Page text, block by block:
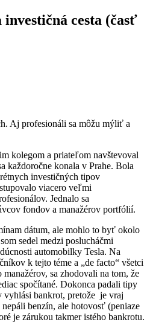
cesta (časť
Aj profesionáli sa môžu mýliť a
kolegom a priateľom navštevoval
každoročne konala v Prahe. Bola
investičných tipov
viacero veľmi
Jednalo sa
fondov a manažérov portfólií.
dátum, ale mohlo to byť okolo
sedel medzi poslucháčmi
automobilky Tesla. Na
k tejto téme a „de facto“ všetci
sa zhodovali na tom, že
spočítané. Dokonca padali tipy
bankrot, pretože je vraj
benzín, ale hotovosť (peniaze
je zárukou takmer istého bankrotu.